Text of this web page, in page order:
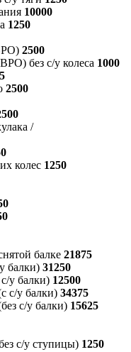
10000
1250
2500
без с/у колеса 1000
2500
/
колес 1250
балке 21875
балки) 31250
у балки) 12500
с/у балки) 34375
с/у балки) 15625
с/у ступицы) 1250